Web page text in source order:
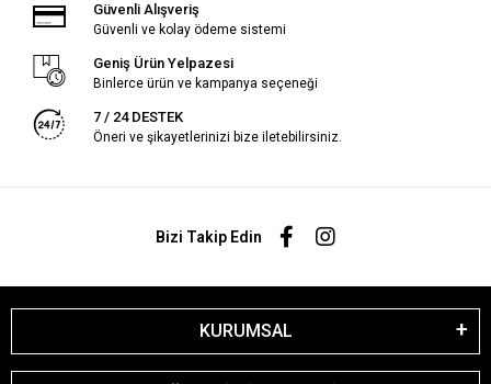
Güvenli Alışveriş
Güvenli ve kolay ödeme sistemi
Geniş Ürün Yelpazesi
Binlerce ürün ve kampanya seçeneği
7 / 24 DESTEK
Öneri ve şikayetlerinizi bize iletebilirsiniz.
Bizi Takip Edin
KURUMSAL